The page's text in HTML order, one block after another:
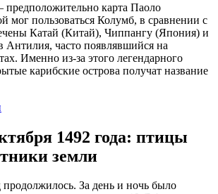
карта Паоло
мог пользоваться Колумб, в сравнении с
Катай (Китай), Чиппангу (Япония) и
Антилия, часто появлявшийся на
Именно из-за этого легендарного
карибские острова получат название
1492 года: птицы
земли
За день и ночь было